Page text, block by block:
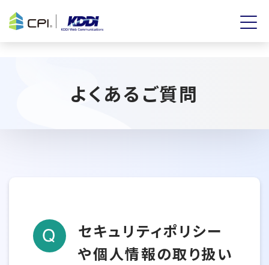
よくあるご質問
セキュリティポリシー
や個人情報の取り扱い